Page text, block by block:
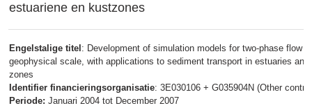
estuariene en kustzones
Engelstalige titel : Development of simulation models for two-phase flow
geophysical scale, with applications to sediment transport in estuaries and
zones
Identifier financieringsorganisatie: 3E030106 + G035904N (Other
Periode: Januari 2004 tot December 2007